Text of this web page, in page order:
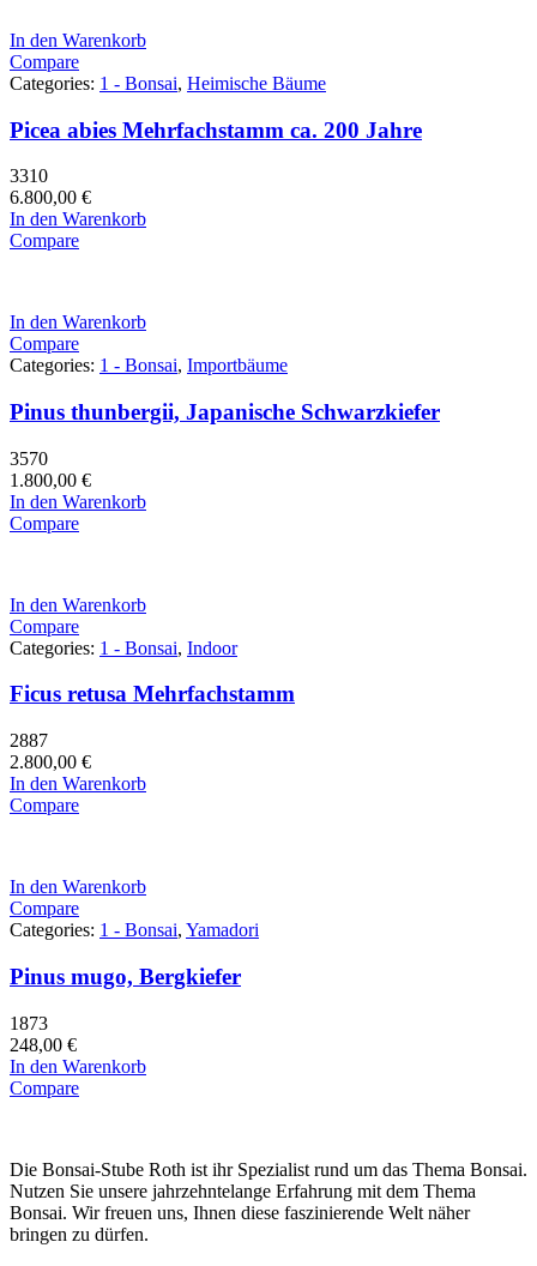
In den Warenkorb
Compare
Categories: 1 - Bonsai, Heimische Bäume
Picea abies Mehrfachstamm ca. 200 Jahre
3310
6.800,00 €
In den Warenkorb
Compare
In den Warenkorb
Compare
Categories: 1 - Bonsai, Importbäume
Pinus thunbergii, Japanische Schwarzkiefer
3570
1.800,00 €
In den Warenkorb
Compare
In den Warenkorb
Compare
Categories: 1 - Bonsai, Indoor
Ficus retusa Mehrfachstamm
2887
2.800,00 €
In den Warenkorb
Compare
In den Warenkorb
Compare
Categories: 1 - Bonsai, Yamadori
Pinus mugo, Bergkiefer
1873
248,00 €
In den Warenkorb
Compare
Die Bonsai-Stube Roth ist ihr Spezialist rund um das Thema Bonsai.
Nutzen Sie unsere jahrzehntelange Erfahrung mit dem Thema
Bonsai. Wir freuen uns, Ihnen diese faszinierende Welt näher
bringen zu dürfen.